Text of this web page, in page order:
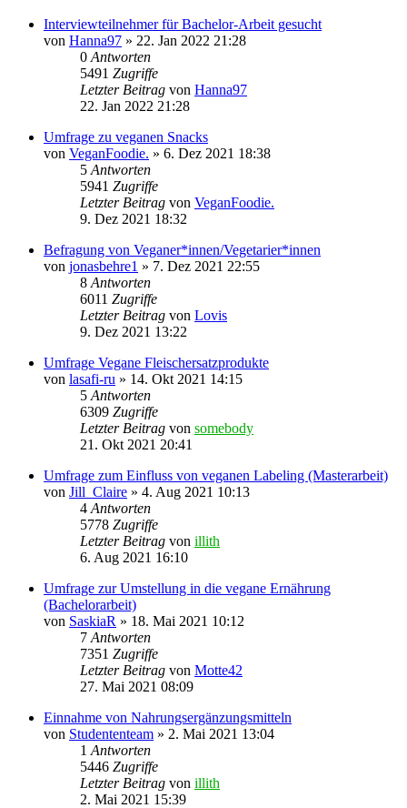
Interviewteilnehmer für Bachelor-Arbeit gesucht
von Hanna97 » 22. Jan 2022 21:28
0 Antworten
5491 Zugriffe
Letzter Beitrag von Hanna97
22. Jan 2022 21:28
Umfrage zu veganen Snacks
von VeganFoodie. » 6. Dez 2021 18:38
5 Antworten
5941 Zugriffe
Letzter Beitrag von VeganFoodie.
9. Dez 2021 18:32
Befragung von Veganer*innen/Vegetarier*innen
von jonasbehre1 » 7. Dez 2021 22:55
8 Antworten
6011 Zugriffe
Letzter Beitrag von Lovis
9. Dez 2021 13:22
Umfrage Vegane Fleischersatzprodukte
von lasafi-ru » 14. Okt 2021 14:15
5 Antworten
6309 Zugriffe
Letzter Beitrag von somebody
21. Okt 2021 20:41
Umfrage zum Einfluss von veganen Labeling (Masterarbeit)
von Jill_Claire » 4. Aug 2021 10:13
4 Antworten
5778 Zugriffe
Letzter Beitrag von illith
6. Aug 2021 16:10
Umfrage zur Umstellung in die vegane Ernährung
(Bachelorarbeit)
von SaskiaR » 18. Mai 2021 10:12
7 Antworten
7351 Zugriffe
Letzter Beitrag von Motte42
27. Mai 2021 08:09
Einnahme von Nahrungsergänzungsmitteln
von Studententeam » 2. Mai 2021 13:04
1 Antworten
5446 Zugriffe
Letzter Beitrag von illith
2. Mai 2021 15:39